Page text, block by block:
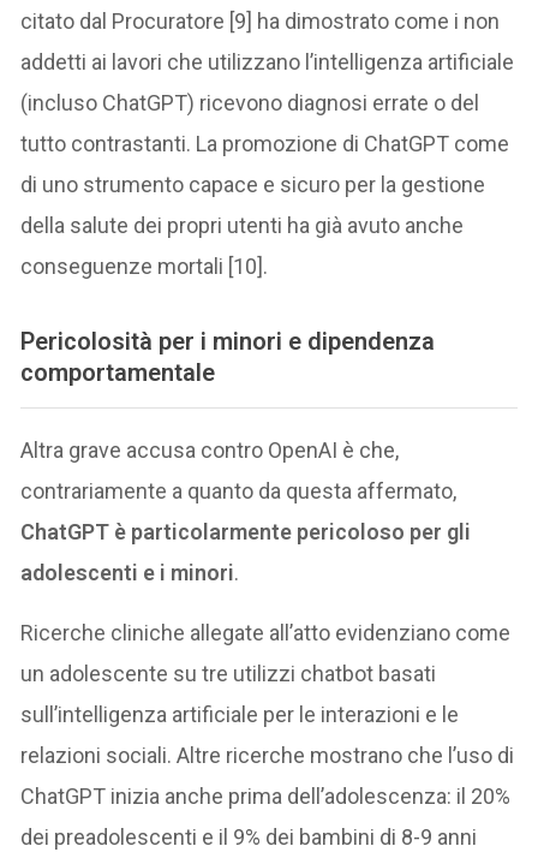
citato dal Procuratore [9] ha dimostrato come i non
addetti ai lavori che utilizzano l’intelligenza artificiale
(incluso ChatGPT) ricevono diagnosi errate o del
tutto contrastanti. La promozione di ChatGPT come
di uno strumento capace e sicuro per la gestione
della salute dei propri utenti ha già avuto anche
conseguenze mortali [10].
Pericolosità per i minori e dipendenza
comportamentale
Altra grave accusa contro OpenAI è che,
contrariamente a quanto da questa affermato,
ChatGPT è particolarmente pericoloso per gli
adolescenti e i minori.
Ricerche cliniche allegate all’atto evidenziano come
un adolescente su tre utilizzi chatbot basati
sull’intelligenza artificiale per le interazioni e le
relazioni sociali. Altre ricerche mostrano che l’uso di
ChatGPT inizia anche prima dell’adolescenza: il 20%
dei preadolescenti e il 9% dei bambini di 8-9 anni